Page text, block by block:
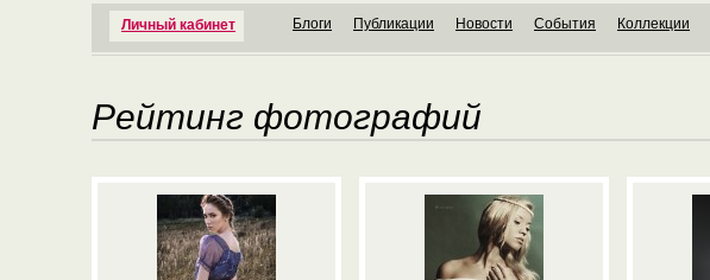
Личный кабинет Блоги Публикации Новости События Коллекции
Рейтинг фотографий